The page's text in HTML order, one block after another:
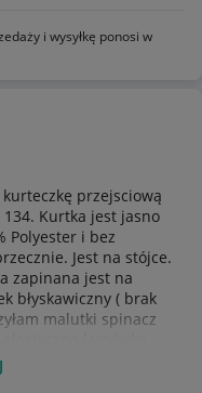
i wysyłkę ponosi w
przejsciową
Kurtka jest jasno
Polyester i bez
Jest na stójce.
zapinana jest na
błyskawiczny ( brak
malutki spinacz
tylko szczątkowa jako
firmówka). są 2